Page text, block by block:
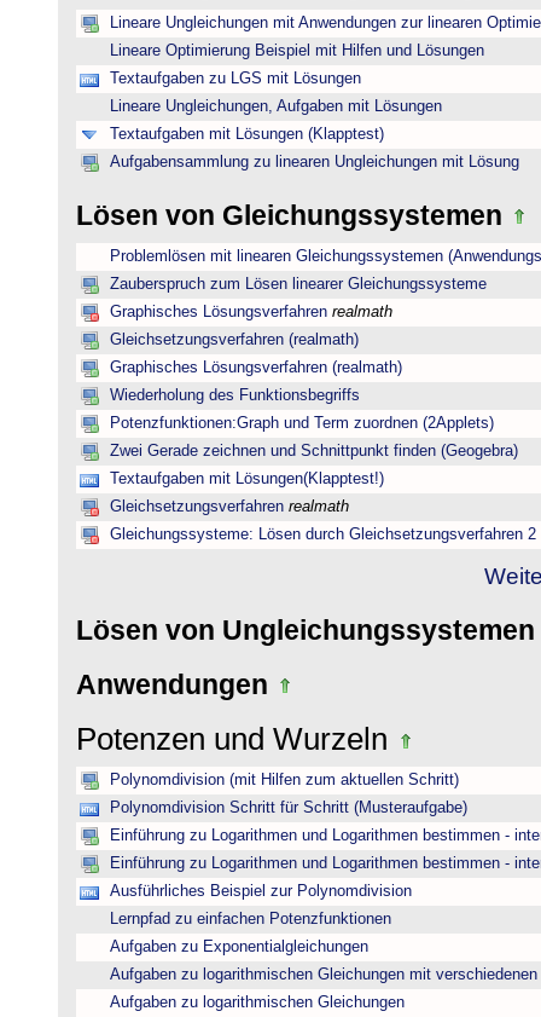
Lineare Ungleichungen mit Anwendungen zur linearen
Lineare Optimierung Beispiel mit Hilfen und Lösungen
Textaufgaben zu LGS mit Lösungen
Lineare Ungleichungen, Aufgaben mit Lösungen
Textaufgaben mit Lösungen (Klapptest)
Aufgabensammlung zu linearen Ungleichungen mit Lösung
Lösen von Gleichungssystemen
Problemlösen mit linearen Gleichungssystemen
Zauberspruch zum Lösen linearer Gleichungssysteme
Graphisches Lösungsverfahren realmath
Gleichsetzungsverfahren (realmath)
Graphisches Lösungsverfahren (realmath)
Wiederholung des Funktionsbegriffs
Potenzfunktionen:Graph und Term zuordnen (2Applets)
Zwei Gerade zeichnen und Schnittpunkt finden (Geogebra)
Textaufgaben mit Lösungen(Klapptest!)
Gleichsetzungsverfahren realmath
Gleichungssysteme: Lösen durch Gleichsetzungsverfahren 2
Lösen von Ungleichungssystemen
Anwendungen
Potenzen und Wurzeln
Polynomdivision (mit Hilfen zum aktuellen Schritt)
Polynomdivision Schritt für Schritt (Musteraufgabe)
Einführung zu Logarithmen und Logarithmen bestimmen -
Einführung zu Logarithmen und Logarithmen bestimmen -
Ausführliches Beispiel zur Polynomdivision
Lernpfad zu einfachen Potenzfunktionen
Aufgaben zu Exponentialgleichungen
Aufgaben zu logarithmischen Gleichungen mit verschiedenen
Aufgaben zu logarithmischen Gleichungen